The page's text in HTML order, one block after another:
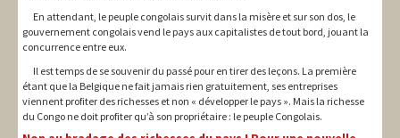
En attendant, le peuple congolais survit dans la misère et sur son dos, le
gouvernement congolais vend le pays aux capitalistes de tout bord, jouant la
concurrence entre eux.
Il est temps de se souvenir du passé pour en tirer des leçons. La première
étant que la Belgique ne fait jamais rien gratuitement, ses entreprises
viennent profiter des richesses et non « développer le pays ». Mais la richesse
du Congo ne doit profiter qu’à son propriétaire : le peuple Congolais.